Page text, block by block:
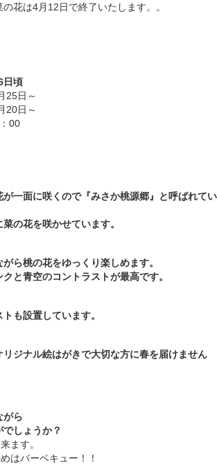
花は4月12日で終了いたします。。
日頃
25日～
20日～
00
一面に咲くので『みさか桃源郷』と呼ばれてい
の花を咲かせています。
ら桃の花をゆっくり楽しめます。
と青空のコントラストが最高です。
も設置しています。
ジナル絵はがきで大切な方に春を届けません
がら
しょうか？
ます。
はバーベキュー！！